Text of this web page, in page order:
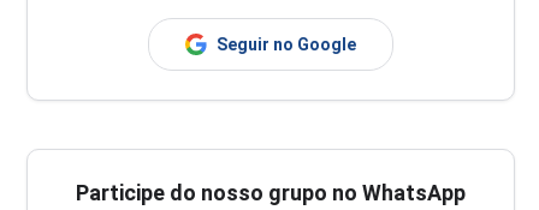
Seguir no Google
Participe do nosso grupo no WhatsApp